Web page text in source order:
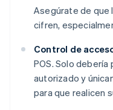
Asegúrate de que
cifren,
Control de
POS. Solo
autorizado y
para que realicen